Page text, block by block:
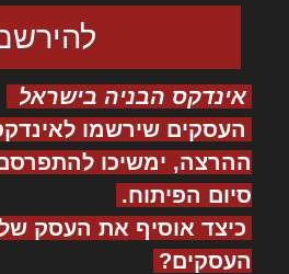
אינדקס הבניה בישראל
העסקים שירשמו
ההרצה, ימשיכו
סיום הפיתוח.
כיצד אוסיף את העסק
העסקים?